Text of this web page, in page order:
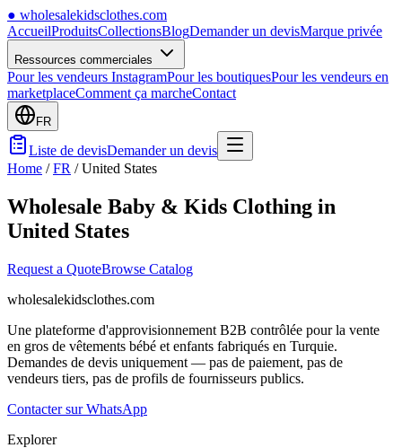
● wholesalekidsclothes.com
AccueilProduitsCollectionsBlogDemander un devisMarque privée
Ressources commerciales
Pour les vendeurs InstagramPour les boutiquesPour les vendeurs en
marketplaceComment ça marcheContact
FR
Liste de devisDemander un devis
Home / FR / United States
Wholesale Baby & Kids Clothing in
United States
Request a QuoteBrowse Catalog
wholesalekidsclothes.com
Une plateforme d'approvisionnement B2B contrôlée pour la vente
en gros de vêtements bébé et enfants fabriqués en Turquie.
Demandes de devis uniquement — pas de paiement, pas de
vendeurs tiers, pas de profils de fournisseurs publics.
Contacter sur WhatsApp
Explorer